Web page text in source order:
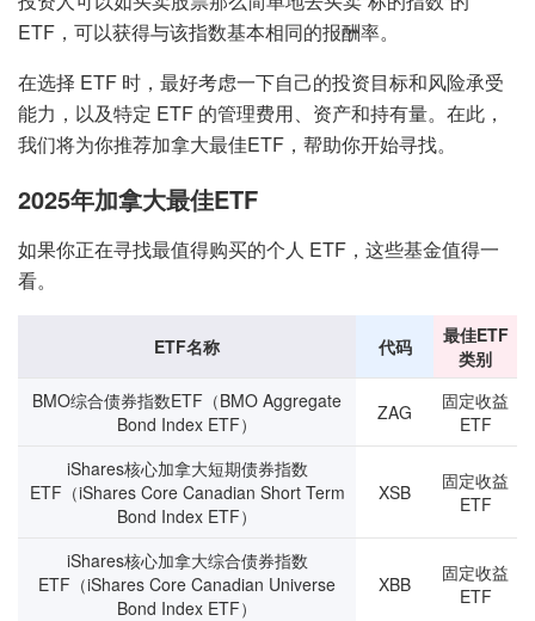
ETF，可以获得与该指数基本相同的报酬率。
在选择 ETF 时，最好考虑一下自己的投资目标和风险承受
能力，以及特定 ETF 的管理费用、资产和持有量。在此，
我们将为你推荐加拿大最佳ETF，帮助你开始寻找。
2025年加拿大最佳ETF
如果你正在寻找最值得购买的个人 ETF，这些基金值得一
看。
ETF名称 代码
最佳ETF
类别
BMO综合债券指数ETF（BMO Aggregate
Bond Index ETF）
ZAG
固定收益
ETF
iShares核心加拿大短期债券指数
ETF（iShares Core Canadian Short Term
Bond Index ETF）
XSB
固定收益
ETF
iShares核心加拿大综合债券指数
ETF（iShares Core Canadian Universe
Bond Index ETF）
XBB
固定收益
ETF